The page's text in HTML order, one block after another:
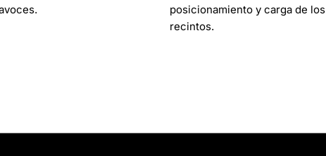
posicionamiento y carga de los
recintos.